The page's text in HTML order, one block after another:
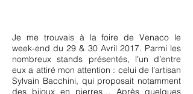
Je me trouvais à la foire de Venaco le
week-end du 29 & 30 Avril 2017. Parmi les
nombreux stands présentés, l’un d’entre
eux a attiré mon attention : celui de l’artisan
Sylvain Bacchini, qui proposait notamment
des bijoux en pierres… Après quelques